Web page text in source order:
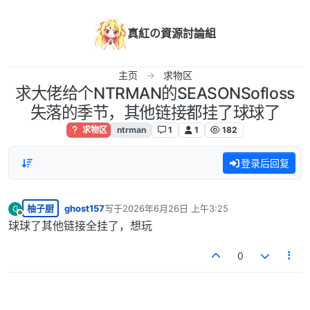
真紅の資源討論組
主页 求物区
求大佬给个NTRMAN的SEASONSofloss
失落的季节，其他链接都挂了球球了
求物区 ntrman 1 1 182
登录后回复
G
离线
柚子厨 ghost157写于2026年6月26日 上午3:25
最后由 编辑
球球了其他链接全挂了，想玩
0